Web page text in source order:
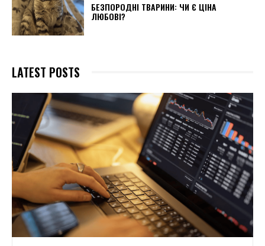
БЕЗПОРОДНІ ТВАРИНИ: ЧИ Є ЦІНА
ЛЮБОВІ?
LATEST POSTS